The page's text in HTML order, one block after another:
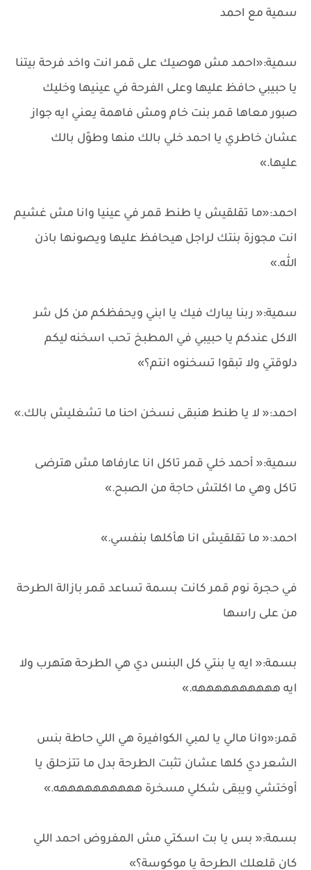
سمية مع احمد
سمية:«احمد مش هوصيك على قمر انت واخد فرحة بيتنا
يا حبيبي حافظ عليها وعلى الفرحة في عينيها وخليك
صبور معاها قمر بنت خام ومش فاهمة يعني ايه جواز
عشان خاطري يا احمد خلي بالك منها وطوّل بالك
عليها.»
احمد:«ما تقلقيش يا طنط قمر في عينيا وانا مش غشيم
انت مجوزة بنتك لراجل هيحافظ عليها ويصونها باذن
الله.»
سمية:« ربنا يبارك فيك يا ابني ويحفظكم من كل شر
الاكل عندكم يا حبيبي في المطبخ تحب اسخنه ليكم
دلوقتي ولا تبقوا تسخنوه انتم؟»
احمد:« لا يا طنط هنبقى نسخن احنا ما تشغليش بالك.»
سمية:« أحمد خلي قمر تاكل انا عارفاها مش هترضى
تاكل وهي ما اكلتش حاجة من الصبح.»
احمد:« ما تقلقيش انا هأكلها بنفسي.»
في حجرة نوم قمر كانت بسمة تساعد قمر بازالة الطرحة
من على راسها
بسمة:« ايه يا بنتي كل البنس دي هي الطرحة هتهرب ولا
ايه ههههههههههه.»
قمر:«وانا مالي يا لمبي الكوافيرة هي اللي حاطة بنس
الشعر دي كلها عشان تثبت الطرحة بدل ما تتزحلق يا
أوختشي ويبقى شكلي مسخرة ههههههههههه.»
بسمة:« بس يا بت اسكتي مش المفروض احمد اللي
كان قلعلك الطرحة يا موكوسة؟»